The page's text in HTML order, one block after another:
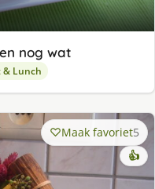
nog wat
Lunch
Maak favoriet5
👍